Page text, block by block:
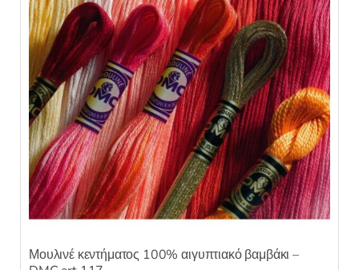
Μουλινέ κεντήματος 100% αιγυπτιακό βαμβάκι –